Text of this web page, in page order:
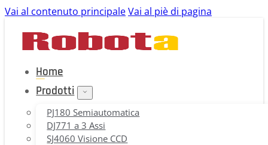
Vai al contenuto principaleVai al piè di pagina
Home
Prodotti
PJ180 Semiautomatica
DJ771 a 3 Assi
SJ4060 Visione CCD